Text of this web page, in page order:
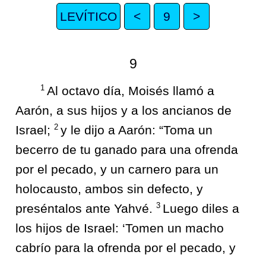
LEVÍTICO < 9 >
9
1 Al octavo día, Moisés llamó a
Aarón, a sus hijos y a los ancianos de
Israel; 2 y le dijo a Aarón: “Toma un
becerro de tu ganado para una ofrenda
por el pecado, y un carnero para un
holocausto, ambos sin defecto, y
preséntalos ante Yahvé. 3 Luego diles a
los hijos de Israel: ‘Tomen un macho
cabrío para la ofrenda por el pecado, y